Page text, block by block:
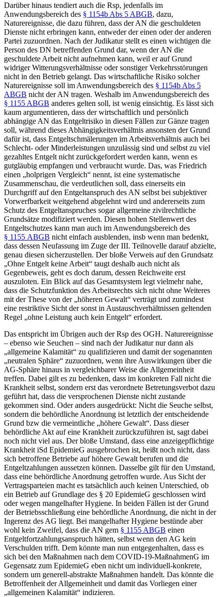
Darüber hinaus tendiert auch die Rsp, jedenfalls im
Anwendungsbereich des § 1154b Abs 5 ABGB, dazu,
Naturereignisse, die dazu führen, dass der AN die geschuldeten
Dienste nicht erbringen kann, entweder der einen oder der anderen
Partei zuzuordnen. Nach der Judikatur stellt es einen wichtigen die
Person des DN betreffenden Grund dar, wenn der AN die
geschuldete Arbeit nicht aufnehmen kann, weil er auf Grund
widriger Witterungsverhältnisse oder sonstiger Verkehrsstörungen
nicht in den Betrieb gelangt. Das wirtschaftliche Risiko solcher
Naturereignisse soll im Anwendungsbereich des § 1154b Abs 5
ABGB nicht der AN tragen. Weshalb im Anwendungsbereich des
§ 1155 ABGB anderes gelten soll, ist wenig einsichtig. Es lässt sich
kaum argumentieren, dass der wirtschaftlich und persönlich
abhängige AN das Entgeltrisiko in diesen Fällen zur Gänze tragen
soll, während dieses Abhängigkeitsverhältnis ansonsten der Grund
dafür ist, dass Entgeltschmälerungen im Arbeitsverhältnis auch bei
Schlecht- oder Minderleistungen unzulässig sind und selbst zu viel
gezahltes Entgelt nicht zurückgefordert werden kann, wenn es
gutgläubig empfangen und verbraucht wurde. Das, was Friedrich
einen „holprigen Vergleich“ nennt, ist eine systematische
Zusammenschau, die verdeutlichen soll, dass einerseits ein
Durchgriff auf den Entgeltanspruch des AN selbst bei subjektiver
Vorwerfbarkeit weitgehend abgelehnt wird und andererseits zum
Schutz des Entgeltanspruches sogar allgemeine zivilrechtliche
Grundsätze modifiziert werden. Diesen hohen Stellenwert des
Entgeltschutzes kann man auch im Anwendungsbereich des
§ 1155 ABGB nicht einfach ausblenden, insb wenn man bedenkt,
dass dessen Neufassung im Zuge der III. Teilnovelle darauf abzielte,
genau diesen sicherzustellen. Der bloße Verweis auf den Grundsatz
„Ohne Entgelt keine Arbeit“ taugt deshalb auch nicht als
Gegenbeweis, geht es doch darum, dessen Reichweite erst
auszuloten. Ein Blick auf das Gesamtsystem legt vielmehr nahe,
dass die Schutzfunktion des Arbeitsrechts sich nicht ohne Weiteres
mit der These von der „höheren Gewalt“ verträgt und zumindest
eine restriktive Sicht der sonst in Austauschverhältnissen geltenden
Regel „ohne Leistung auch kein Entgelt“ erfordert.
Das entspricht im Übrigen auch der Rsp des OGH. Naturereignisse
– ebenso wie Seuchen – sind nach der Judikatur nur dann als
„allgemeine Kalamität“ zu qualifizieren und damit der sogenannten
„neutralen Sphäre“ zuzuordnen, wenn ihre Auswirkungen über die
AG-Sphäre hinaus in vergleichbarer Weise die Allgemeinheit
treffen. Dabei gilt es zu bedenken, dass im konkreten Fall nicht die
Krankheit selbst, sondern erst das verordnete Betretungsverbot dazu
geführt hat, dass die versprochenen Dienste nicht zustande
gekommen sind. Oder anders ausgedrückt: Nicht die Seuche selbst,
sondern die behördliche Anordnung ist letztlich der entscheidende
Grund bzw die vermeintliche „höhere Gewalt“. Dass dieser
behördliche Akt auf eine Krankheit zurückzuführen ist, sagt dabei
noch nicht viel aus. Der bloße Umstand, dass eine anzeigepflichtige
Krankheit iSd EpidemieG ausgebrochen ist, heißt noch nicht, dass
sich betroffene Betriebe auf höhere Gewalt berufen und die
Entgeltzahlungen aussetzen können. Dasselbe gilt für den Umstand,
dass eine behördliche Anordnung getroffen wurde. Aus Sicht der
Vertragsparteien macht es tatsächlich auch keinen Unterschied, ob
ein Betrieb auf Grundlage des § 20 EpidemieG geschlossen wird
oder wegen mangelhafter Hygiene. In beiden Fällen ist der Grund
der Betriebsschließung eine behördliche Anordnung, die nicht in der
Ingerenz des AG liegt. Bei mangelhafter Hygiene bestünde aber
wohl kein Zweifel, dass die AN gem § 1155 ABGB einen
Entgeltfortzahlungsanspruch hätten, selbst wenn den AG kein
Verschulden trifft. Dem könnte man nun entgegenhalten, dass es
sich bei den Maßnahmen nach dem COVID-19-MaßnahmenG im
Gegensatz zum EpidemieG eben nicht um individuell-konkrete,
sondern um generell-abstrakte Maßnahmen handelt. Das könnte die
Betroffenheit der Allgemeinheit und damit das Vorliegen einer
„allgemeinen Kalamität“ indizieren.